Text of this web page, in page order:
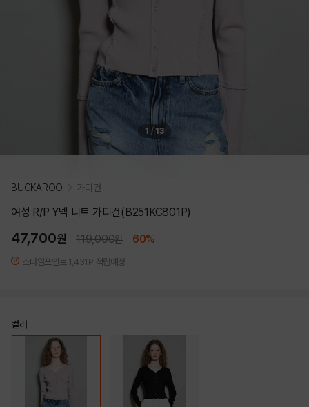
1 / 13
BUCKAROO 가디건
여성 R/P Y넥 니트 가디건(B251KC801P)
47,700원 119,000원 60%
스타일포인트 1,431P 적립예정
컬러